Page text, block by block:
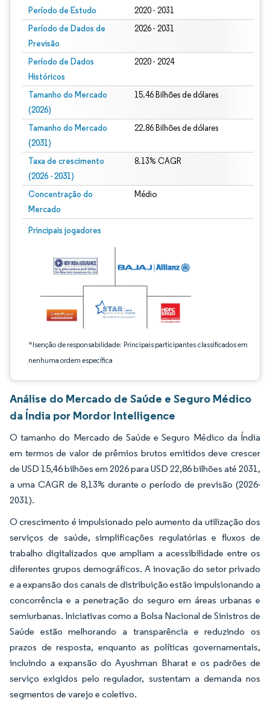
Período de Estudo 2020 - 2031
Período de Dados de
Previsão
2026 - 2031
Período de Dados
Históricos
2020 - 2024
Tamanho do Mercado
(2026)
15.46 Bilhões de dólares
Tamanho do Mercado
(2031)
22.86 Bilhões de dólares
Taxa de crescimento
(2026 - 2031)
8.13% CAGR
Concentração do
Mercado
Médio
Principais jogadores
*Isenção de responsabilidade: Principais participantes classificados em
nenhuma ordem específica
Imagem © Mordor Intelligence. O reuso requer atribuição conforme CC BY 4.0.
Análise do Mercado de Saúde e Seguro Médico
da Índia por Mordor Intelligence
O tamanho do Mercado de Saúde e Seguro Médico da Índia
em termos de valor de prêmios brutos emitidos deve crescer
de USD 15,46 bilhões em 2026 para USD 22,86 bilhões até 2031,
a uma CAGR de 8,13% durante o período de previsão (2026-
2031).
O crescimento é impulsionado pelo aumento da utilização dos
serviços de saúde, simplificações regulatórias e fluxos de
trabalho digitalizados que ampliam a acessibilidade entre os
diferentes grupos demográficos. A inovação do setor privado
e a expansão dos canais de distribuição estão impulsionando a
concorrência e a penetração do seguro em áreas urbanas e
semiurbanas. Iniciativas como a Bolsa Nacional de Sinistros de
Saúde estão melhorando a transparência e reduzindo os
prazos de resposta, enquanto as políticas governamentais,
incluindo a expansão do Ayushman Bharat e os padrões de
serviço exigidos pelo regulador, sustentam a demanda nos
segmentos de varejo e coletivo.